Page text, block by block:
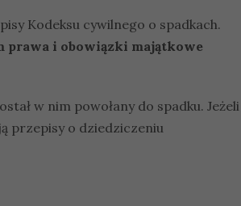
Kodeksu cywilnego o spadkach.
prawa i obowiązki majątkowe
w nim powołany do spadku. Jeżeli
przepisy o dziedziczeniu